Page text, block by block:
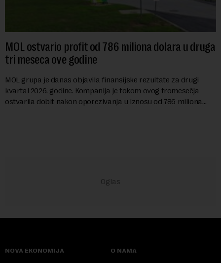
MOL ostvario profit od 786 miliona dolara u druga
tri meseca ove godine
MOL grupa je danas objavila finansijske rezultate za drugi
kvartal 2026. godine. Kompanija je tokom ovog tromesečja
ostvarila dobit nakon oporezivanja u iznosu od 786 miliona
NOVA EKONOMIJA O NAMA